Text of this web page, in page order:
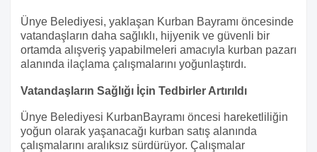
Ünye Belediyesi, yaklaşan Kurban Bayramı öncesinde
vatandaşların daha sağlıklı, hijyenik ve güvenli bir
ortamda alışveriş yapabilmeleri amacıyla kurban pazarı
alanında ilaçlama çalışmalarını yoğunlaştırdı.
Vatandaşların Sağlığı İçin Tedbirler Artırıldı
Ünye Belediyesi KurbanBayramı öncesi hareketliliğin
yoğun olarak yaşanacağı kurban satış alanında
çalışmalarını aralıksız sürdürüyor. Çalışmalar